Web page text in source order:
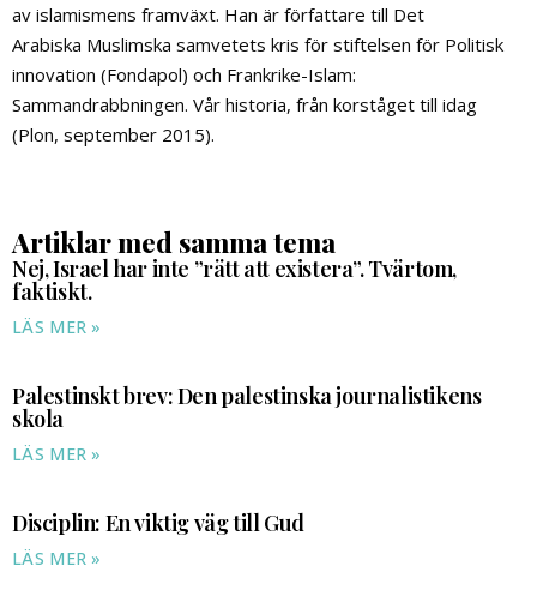
av islamismens framväxt. Han är författare till Det
Arabiska Muslimska samvetets kris för stiftelsen för Politisk
innovation (Fondapol) och Frankrike-Islam:
Sammandrabbningen. Vår historia, från korståget till idag
(Plon, september 2015).
Artiklar med samma tema
Nej, Israel har inte ”rätt att existera”. Tvärtom,
faktiskt.
LÄS MER »
Palestinskt brev: Den palestinska journalistikens
skola
LÄS MER »
Disciplin: En viktig väg till Gud
LÄS MER »